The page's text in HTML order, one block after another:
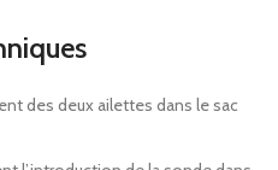
des deux ailettes dans le sac